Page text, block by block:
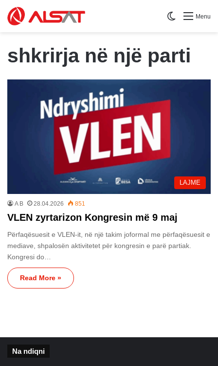
Menu
Switch skin
shkrirja në një parti
LAJME
A B 28.04.2026 851
VLEN zyrtarizon Kongresin më 9 maj
Përfaqësuesit e VLEN-it, në një takim joformal me përfaqësuesit e
mediave, shpalosën aktivitetet për kongresin e parë partiak.
Kongresi do…
Read More »
Na ndiqni